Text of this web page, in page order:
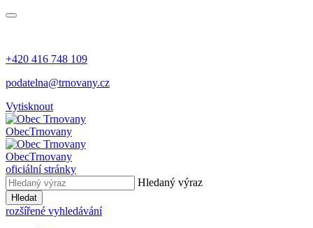
+420 416 748 109
podatelna@trnovany.cz
Vytisknout
ObecTrnovany
ObecTrnovany
oficiální stránky
Hledaný výraz
Hledat
rozšířené vyhledávání